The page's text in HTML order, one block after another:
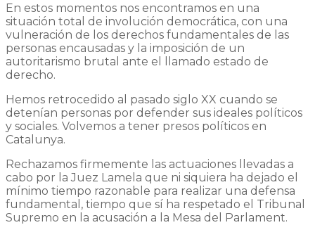
En estos momentos nos encontramos en una
situación total de involución democrática, con una
vulneración de los derechos fundamentales de las
personas encausadas y la imposición de un
autoritarismo brutal ante el llamado estado de
derecho.
Hemos retrocedido al pasado siglo XX cuando se
detenían personas por defender sus ideales políticos
y sociales. Volvemos a tener presos políticos en
Catalunya.
Rechazamos firmemente las actuaciones llevadas a
cabo por la Juez Lamela que ni siquiera ha dejado el
mínimo tiempo razonable para realizar una defensa
fundamental, tiempo que sí ha respetado el Tribunal
Supremo en la acusación a la Mesa del Parlament.